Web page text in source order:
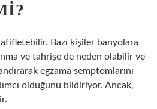
Bazı kişiler banyolara
ve tahrişe de neden olabilir ve
egzama semptomlarını
olduğunu bildiriyor. Ancak,